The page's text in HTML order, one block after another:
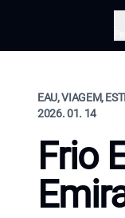
EAU, VIAGEM,
2026. 01. 14
Frio